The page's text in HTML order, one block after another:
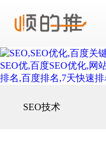
SEO技术